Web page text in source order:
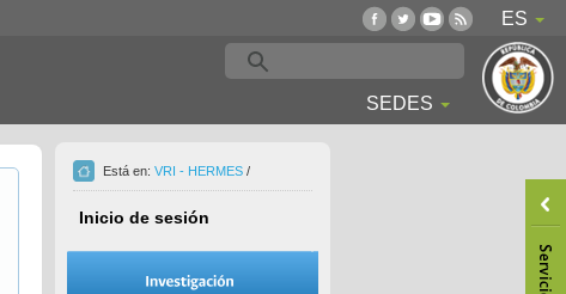
ES
SEDES
Está en: VRI - HERMES /
Inicio de sesión